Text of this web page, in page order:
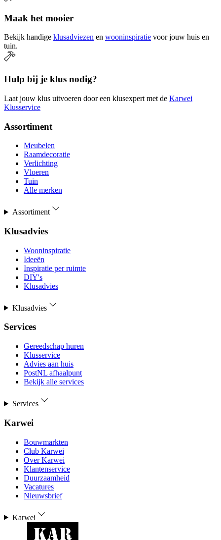
Maak het mooier
Bekijk handige klusadviezen en wooninspiratie voor jouw huis en
tuin.
Hulp bij je klus nodig?
Laat jouw klus uitvoeren door een klusexpert met de Karwei
Klusservice
Assortiment
Meubelen
Raamdecoratie
Verlichting
Vloeren
Tuin
Alle merken
Assortiment
Klusadvies
Wooninspiratie
Ideeën
Inspiratie per ruimte
DIY's
Klusadvies
Klusadvies
Services
Gereedschap huren
Klusservice
Advies aan huis
PostNL afhaalpunt
Bekijk alle services
Services
Karwei
Bouwmarkten
Club Karwei
Over Karwei
Klantenservice
Duurzaamheid
Vacatures
Nieuwsbrief
Karwei